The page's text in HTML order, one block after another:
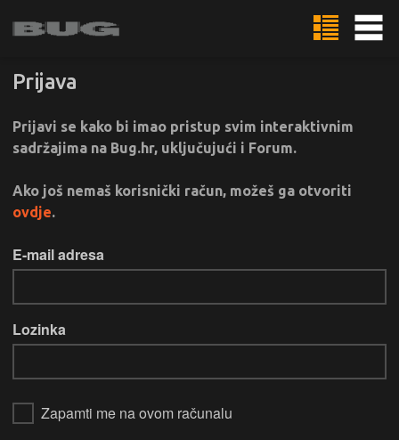
Prijava
Prijavi se kako bi imao pristup svim interaktivnim
sadržajima na Bug.hr, uključujući i Forum.
Ako još nemaš korisnički račun, možeš ga otvoriti
ovdje.
E-mail adresa
Lozinka
Zapamti me na ovom računalu